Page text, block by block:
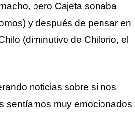
pero Cajeta sonaba
y después de pensar en
(diminutivo de Chilorio, el
noticias sobre si nos
sentíamos muy emocionados